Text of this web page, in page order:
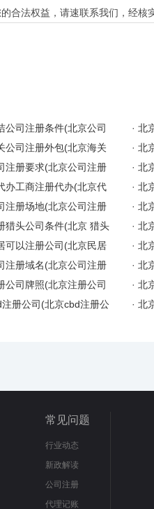
合法权益，请速联系我们，经核
公司注册条件(北京公司
公司注册外包(北京海关
注册要求(北京公司注册
办工商注册代办(北京代
注册场地(北京公司注册
猎头公司条件(北京 猎头
可以注册公司(北京民居
注册域名(北京公司注册
公司牌照(北京注册公司
册公司(北京cbd注册公
· 北
· 北
· 北
· 北
· 北
· 北
· 北
· 北
· 北
· 北
常见问题
行业动态
新政解读
公司注册
代理记账